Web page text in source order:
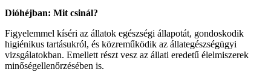
Dióhéjban: Mit csinál?
Figyelemmel kíséri az állatok egészségi állapotát, gondoskodik
higiénikus tartásukról, és közreműködik az állategészségügyi
vizsgálatokban. Emellett részt vesz az állati eredetű élelmiszerek
minőségellenőrzésében is.